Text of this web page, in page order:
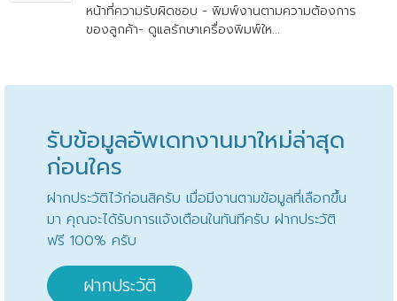
หน้าที่ความรับผิดชอบ - พิมพ์งานตามความต้องการ
ของลูกค้า- ดูแลรักษาเครื่องพิมพ์ให...
รับข้อมูลอัพเดทงานมาใหม่ล่าสุด
ก่อนใคร
ฝากประวัติไว้ก่อนสิครับ เมื่อมีงานตามข้อมูลที่เลือกขึ้น
มา คุณจะได้รับการแจ้งเตือนในทันทีครับ ฝากประวัติ
ฟรี 100% ครับ
ฝากประวัติ